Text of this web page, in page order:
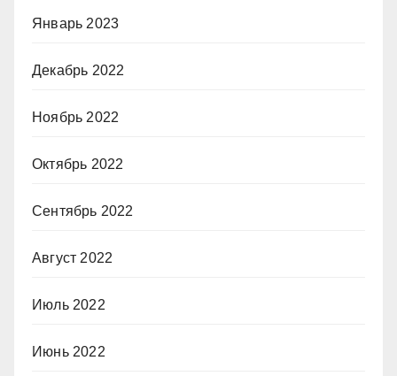
Январь 2023
Декабрь 2022
Ноябрь 2022
Октябрь 2022
Сентябрь 2022
Август 2022
Июль 2022
Июнь 2022